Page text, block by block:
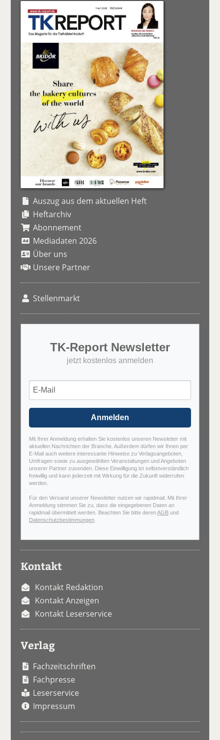
Auszug aus dem aktuellen Heft
Heftarchiv
Abonnement
Mediadaten 2026
Über uns
Unsere Partner
Stellenmarkt
TK-Report Newsletter
jetzt kostenlos anmelden
Anmelden
Mit Ihrer Anmeldung erhalten Sie kostenlos unseren Newsletter mit
aktuellen Nachrichten der Branche. Außerdem dürfen wir Ihnen per
E-Mail auch weitere interessante Hinweise zu Verlagsangeboten,
Umfragen sowie zu ausgewählten Veranstaltungen und Angeboten
unserer Partner zusenden. Diese Einwilligung ist selbstverständlich
freiwillig und kann jederzeit mit Wirkung für die Zukunft widerrufen
werden.
Für den Versand unserer Newsletter nutzen wir rapidmail. Mit Ihrer
Anmeldung stimmen Sie zu, dass die eingegebenen Daten an
rapidmail übermittelt werden. Beachten Sie bitte derenAGB und
Datenschutzbestimmungen
Kontakt
Kontakt Redaktion
Kontakt Anzeigen
Kontakt Leserservice
Verlag
Fachzeitschriften
Fachpresse
Leserservice
Impressum